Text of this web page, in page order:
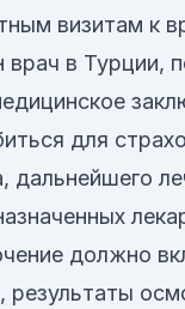
визитам к
в Турции,
для
дальнейшего
должно
результаты